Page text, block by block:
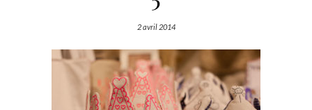
2 avril 2014